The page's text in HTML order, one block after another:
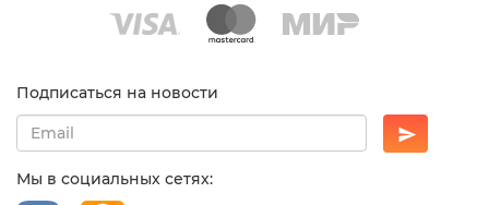
Подписаться на новости
Мы в социальных сетях: